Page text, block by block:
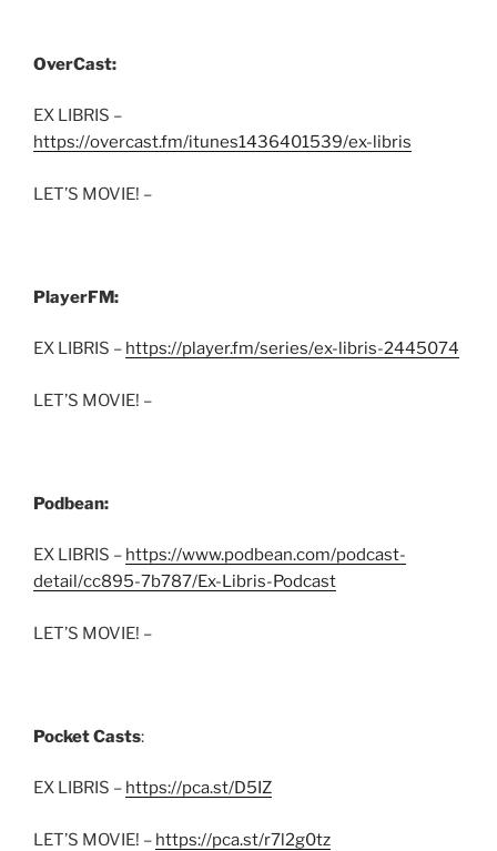
OverCast:
EX LIBRIS –
https://overcast.fm/itunes1436401539/ex-libris
LET’S MOVIE! –
PlayerFM:
EX LIBRIS – https://player.fm/series/ex-libris-2445074
LET’S MOVIE! –
Podbean:
EX LIBRIS – https://www.podbean.com/podcast-
detail/cc895-7b787/Ex-Libris-Podcast
LET’S MOVIE! –
Pocket Casts:
EX LIBRIS – https://pca.st/D5IZ
LET’S MOVIE! – https://pca.st/r7l2g0tz